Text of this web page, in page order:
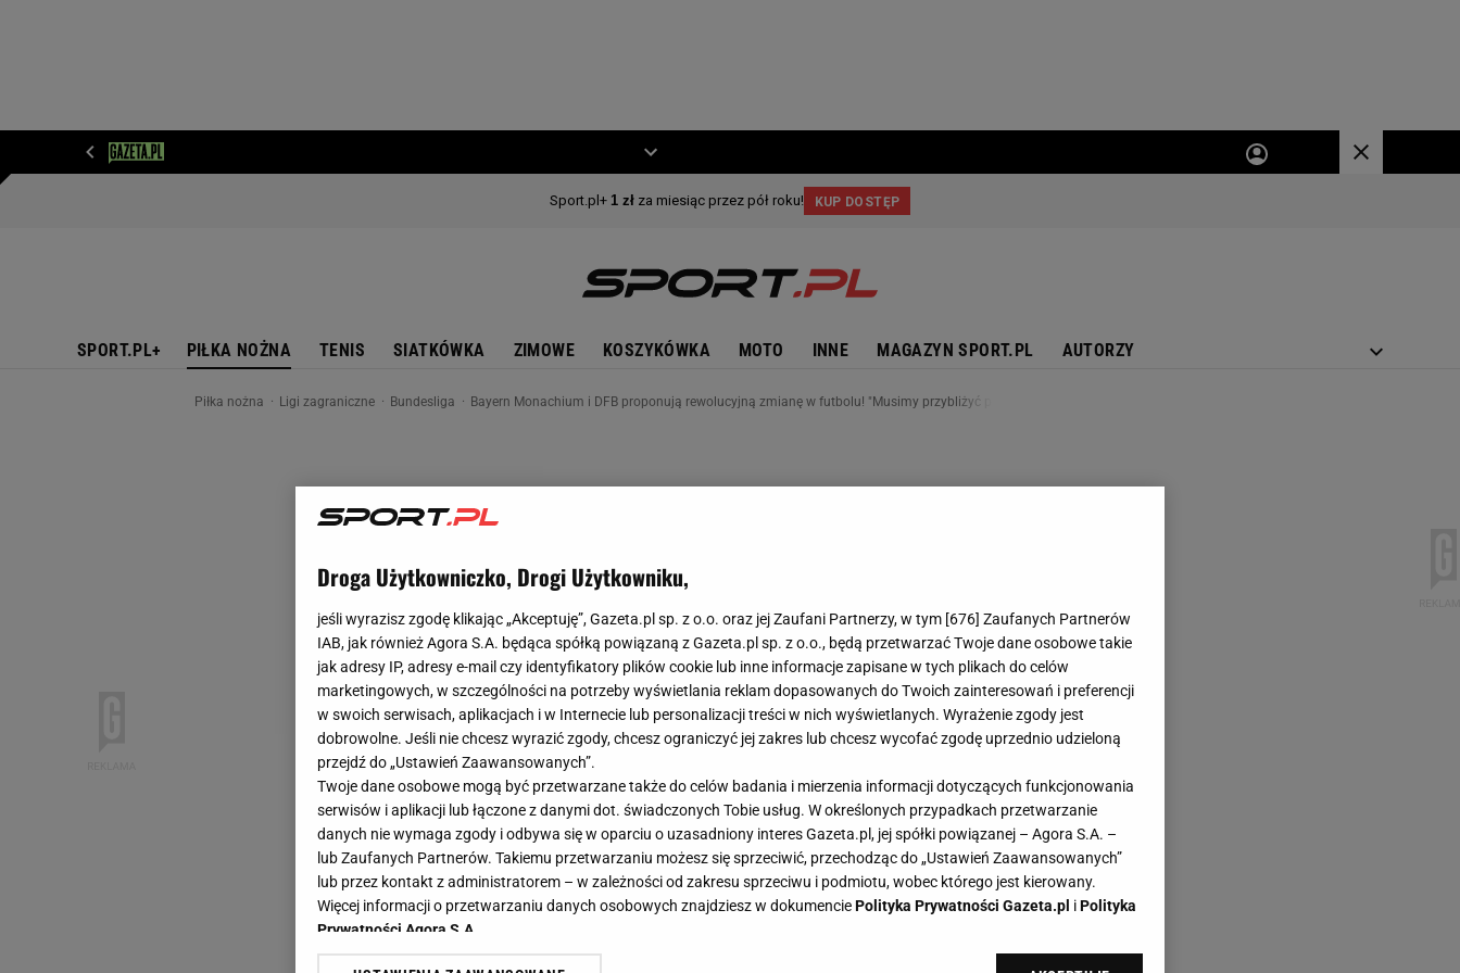
SPORT.PL+ PIŁKA NOŻNA TENIS SIATKÓWKA ZIMOWE KOSZYKÓWKA MOTO INNE MAGAZYN SPORT.PL AUTORZY
Piłka nożna Ligi zagraniczne Bundesliga Bayern Monachium i DFB proponują rewolucyjną zmianę w futbolu! "Musimy przybliżyć piłkę ludziom"
Droga Użytkowniczko, Drogi Użytkowniku,
jeśli wyrazisz zgodę klikając „Akceptuję”, Gazeta.pl sp. z o.o. oraz jej Zaufani Partnerzy, w tym [676] Zaufanych Partnerów
IAB, jak również Agora S.A. będąca spółką powiązaną z Gazeta.pl sp. z o.o., będą przetwarzać Twoje dane osobowe takie
jak adresy IP, adresy e-mail czy identyfikatory plików cookie lub inne informacje zapisane w tych plikach do celów
marketingowych, w szczególności na potrzeby wyświetlania reklam dopasowanych do Twoich zainteresowań i preferencji
w swoich serwisach, aplikacjach i w Internecie lub personalizacji treści w nich wyświetlanych. Wyrażenie zgody jest
dobrowolne. Jeśli nie chcesz wyrazić zgody, chcesz ograniczyć jej zakres lub chcesz wycofać zgodę uprzednio udzieloną
przejdź do „Ustawień Zaawansowanych”.
Twoje dane osobowe mogą być przetwarzane także do celów badania i mierzenia informacji dotyczących funkcjonowania
serwisów i aplikacji lub łączone z danymi dot. świadczonych Tobie usług. W określonych przypadkach przetwarzanie
danych nie wymaga zgody i odbywa się w oparciu o uzasadniony interes Gazeta.pl, jej spółki powiązanej – Agora S.A. –
lub Zaufanych Partnerów. Takiemu przetwarzaniu możesz się sprzeciwić, przechodząc do „Ustawień Zaawansowanych”
lub przez kontakt z administratorem – w zależności od zakresu sprzeciwu i podmiotu, wobec którego jest kierowany.
Więcej informacji o przetwarzaniu danych osobowych znajdziesz w dokumenciePolityka Prywatności Gazeta.pl iPolityka
Prywatności Agora S.A.